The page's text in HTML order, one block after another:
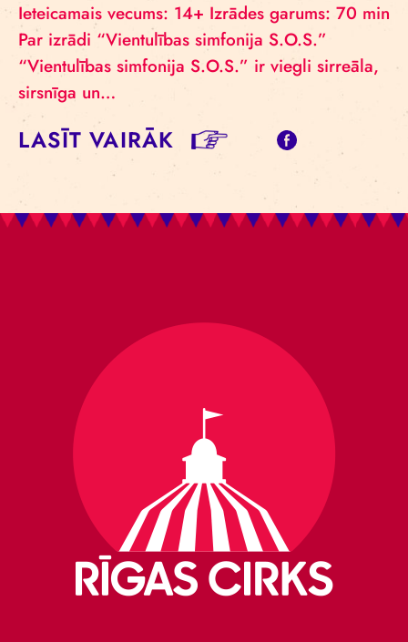
Ieteicamais vecums: 14+ Izrādes garums: 70 min
Par izrādi “Vientulības simfonija S.O.S.”
“Vientulības simfonija S.O.S.” ir viegli sirreāla,
sirsnīga un…
LASĪT VAIRĀK